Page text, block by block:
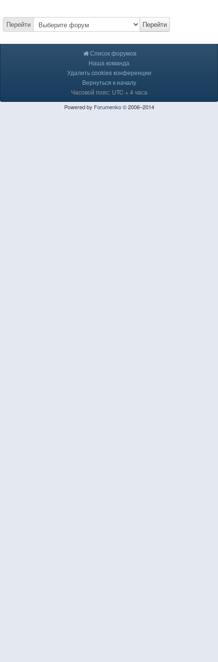
Перейти Перейти
Список форумов
Наша команда
Удалить cookies конференции
Вернуться к началу
Часовой пояс: UTC + 4 часа
Powered by Forumenko© 2006–2014